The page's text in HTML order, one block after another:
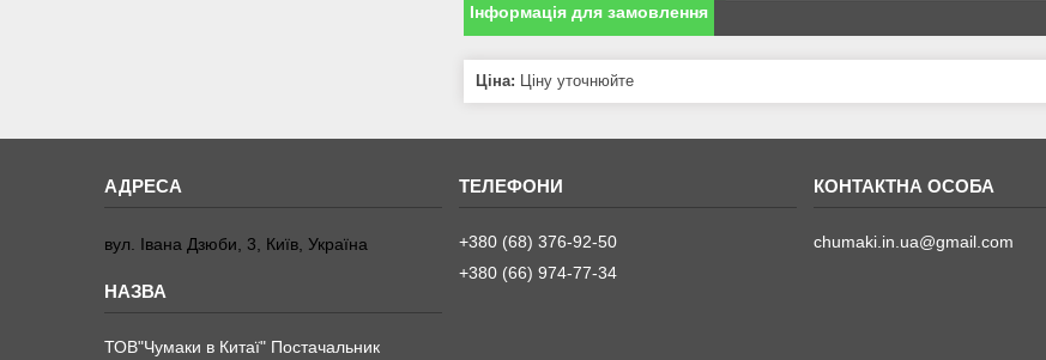
Інформація для замовлення
Ціна: Ціну уточнюйте
вул. Івана Дзюби, 3, Київ, Україна
ТОВ"Чумаки в Китаї" Постачальник
+380 (68) 376-92-50
+380 (66) 974-77-34
chumaki.in.ua@gmail.com